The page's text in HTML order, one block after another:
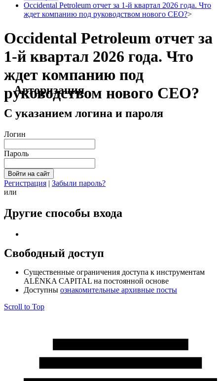
Occidental Petroleum отчет за 1-й квартал 2026 года. Что
ждет компанию под руководством нового CEO?>
Occidental Petroleum отчет за
1-й квартал 2026 года. Что
ждет компанию под
руководством нового CEO?
Авторизация
С указанием логина и пароля
Логин
Пароль
Регистрация | Забыли пароль?
или
Другие способы входа
Свободный доступ
Cущественные ограничения доступа к инструментам
ALЁNKA CAPITAL на постоянной основе
Доступны ознакомительные архивные посты
Scroll to Top